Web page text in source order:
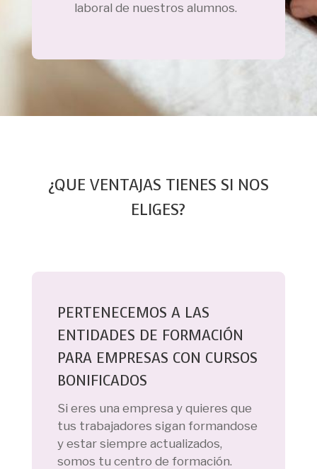
laboral de nuestros alumnos.
¿QUE VENTAJAS TIENES SI NOS
ELIGES?
PERTENECEMOS A LAS
ENTIDADES DE FORMACIÓN
PARA EMPRESAS CON CURSOS
BONIFICADOS
Si eres una empresa y quieres que
tus trabajadores sigan formandose
y estar siempre actualizados,
somos tu centro de formación.